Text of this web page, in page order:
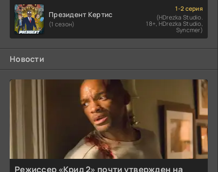
Президент Кертис
(1 сезон)
1-2 серия
(HDrezka Studio.
18+, HDrezka Studio,
Syncmer)
Новости
Режиссер «Крид 2» почти утвержден на